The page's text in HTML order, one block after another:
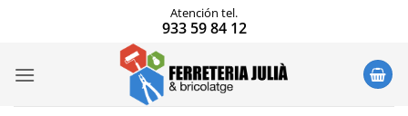
Atención tel.
933 59 84 12